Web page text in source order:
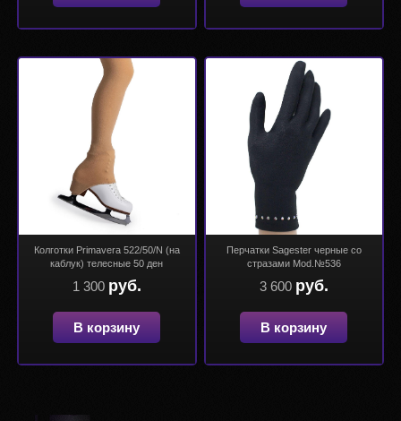
Колготки Primavera 522/50/N (на
каблук) телесные 50 ден
1 300 руб.
В корзину
Перчатки Sagester черные со
стразами Mod.№536
3 600 руб.
В корзину